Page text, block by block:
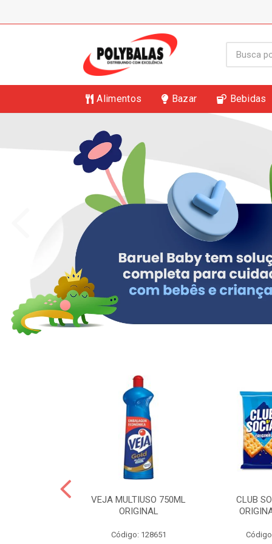
Alimentos Bazar Bebidas
VEJA MULTIUSO 750ML
ORIGINAL
Código: 128651
CLUB